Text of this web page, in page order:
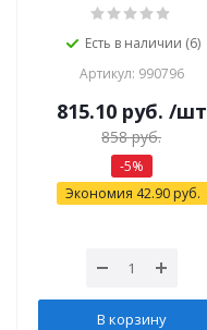
Есть в наличии (6)
Артикул: 990796
815.10руб. /шт
858руб.
-5%
Экономия 42.90 руб.
В корзину